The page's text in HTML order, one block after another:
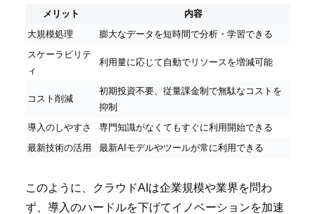
メリット
内容
大規模処理
膨大なデータを短時間で分析・学習できる
スケーラビリテ
ィ
利用量に応じて自動でリソースを増減可能
コスト削減
初期投資不要、従量課金制で無駄なコストを
抑制
導入のしやすさ
専門知識がなくてもすぐに利用開始できる
最新技術の活用
最新AIモデルやツールが常に利用できる
このように、クラウドAIは企業規模や業界を問わ
ず、導入のハードルを下げてイノベーションを加速